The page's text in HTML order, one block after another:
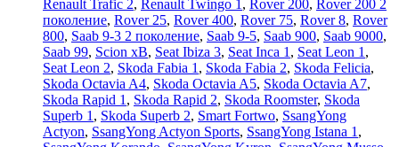
Renault Trafic 2, Renault Twingo 1 , Rover 200, Rover 200 2
поколение, Rover 25, Rover 400, Rover 75, Rover 8, Rover
800, Saab 9-3 2 поколение, Saab 9-5, Saab 900, Saab 9000,
Saab 99, Scion xB, Seat Ibiza 3, Seat Inca 1 , Seat Leon 1 ,
Seat Leon 2, Skoda Fabia 1 , Skoda Fabia 2, Skoda Felicia,
Skoda Octavia A4, Skoda Octavia A5, Skoda Octavia A7,
Skoda Rapid 1 , Skoda Rapid 2, Skoda Roomster, Skoda
Superb 1 , Skoda Superb 2, Smart Fortwo, SsangYong
Actyon, SsangYong Actyon Sports, SsangYong Istana 1 ,